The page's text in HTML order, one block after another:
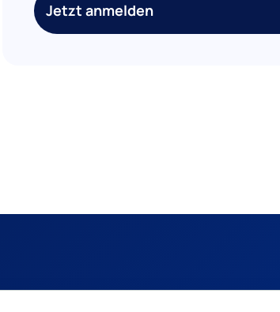
Jetzt anmelden